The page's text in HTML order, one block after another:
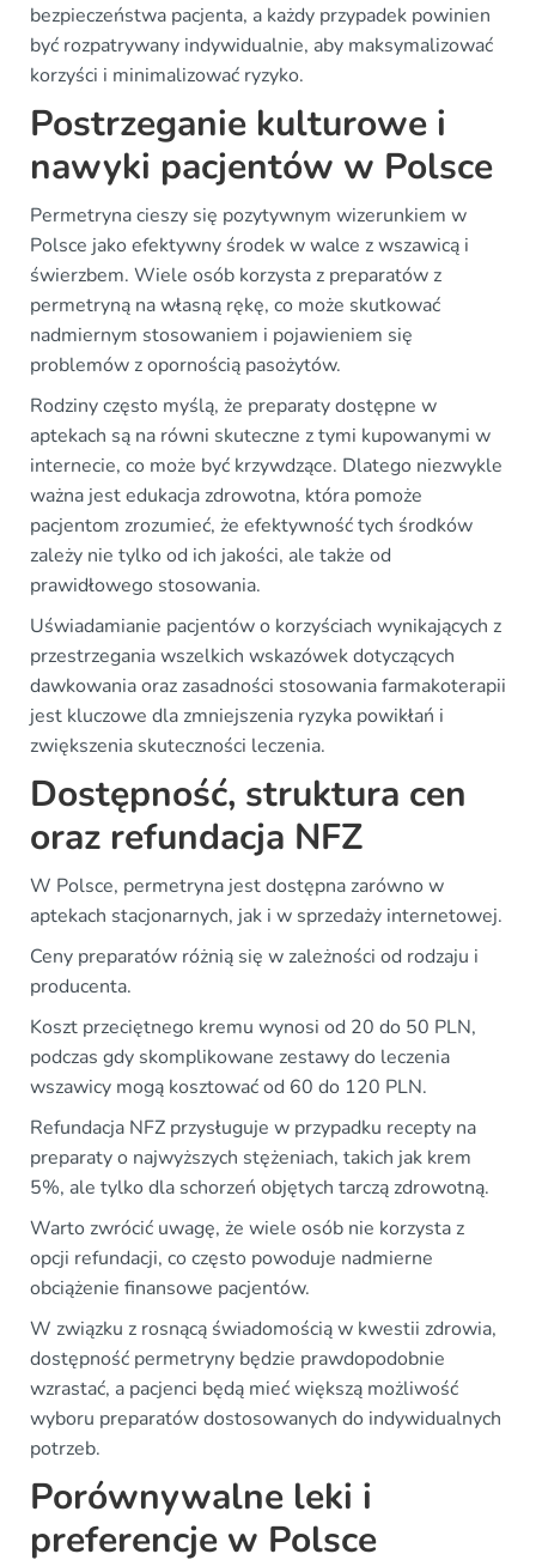
bezpieczeństwa pacjenta, a każdy przypadek powinien
być rozpatrywany indywidualnie, aby maksymalizować
korzyści i minimalizować ryzyko.
Postrzeganie kulturowe i
nawyki pacjentów w Polsce
Permetryna cieszy się pozytywnym wizerunkiem w
Polsce jako efektywny środek w walce z wszawicą i
świerzbem. Wiele osób korzysta z preparatów z
permetryną na własną rękę, co może skutkować
nadmiernym stosowaniem i pojawieniem się
problemów z opornością pasożytów.
Rodziny często myślą, że preparaty dostępne w
aptekach są na równi skuteczne z tymi kupowanymi w
internecie, co może być krzywdzące. Dlatego niezwykle
ważna jest edukacja zdrowotna, która pomoże
pacjentom zrozumieć, że efektywność tych środków
zależy nie tylko od ich jakości, ale także od
prawidłowego stosowania.
Uświadamianie pacjentów o korzyściach wynikających z
przestrzegania wszelkich wskazówek dotyczących
dawkowania oraz zasadności stosowania farmakoterapii
jest kluczowe dla zmniejszenia ryzyka powikłań i
zwiększenia skuteczności leczenia.
Dostępność, struktura cen
oraz refundacja NFZ
W Polsce, permetryna jest dostępna zarówno w
aptekach stacjonarnych, jak i w sprzedaży internetowej.
Ceny preparatów różnią się w zależności od rodzaju i
producenta.
Koszt przeciętnego kremu wynosi od 20 do 50 PLN,
podczas gdy skomplikowane zestawy do leczenia
wszawicy mogą kosztować od 60 do 120 PLN.
Refundacja NFZ przysługuje w przypadku recepty na
preparaty o najwyższych stężeniach, takich jak krem
5%, ale tylko dla schorzeń objętych tarczą zdrowotną.
Warto zwrócić uwagę, że wiele osób nie korzysta z
opcji refundacji, co często powoduje nadmierne
obciążenie finansowe pacjentów.
W związku z rosnącą świadomością w kwestii zdrowia,
dostępność permetryny będzie prawdopodobnie
wzrastać, a pacjenci będą mieć większą możliwość
wyboru preparatów dostosowanych do indywidualnych
potrzeb.
Porównywalne leki i
preferencje w Polsce